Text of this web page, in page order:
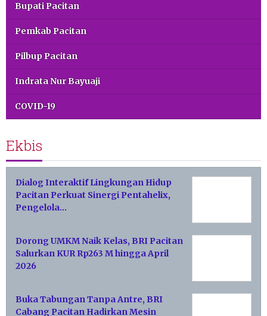
Bupati Pacitan
Pemkab Pacitan
Pilbup Pacitan
Indrata Nur Bayuaji
COVID-19
Ekbis
Dialog Interaktif Lingkungan Hidup
Pacitan Perkuat Sinergi Pentahelix,
Pengelola…
Dorong UMKM Naik Kelas, BRI Pacitan
Salurkan KUR Rp263 M hingga April
2026
Buka Tabungan Tanpa Antre, BRI
Cabang Pacitan Hadirkan Mesin